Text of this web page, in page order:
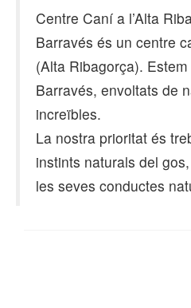
Centre Caní a l’Alta
Barravés és un centre
(Alta Ribagorça).
Barravés, envoltats de
increïbles.
La nostra prioritat és
instints naturals del
les seves conductes